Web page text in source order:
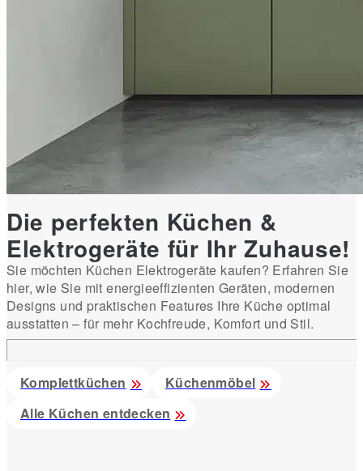
Die perfekten Küchen &
Elektrogeräte für Ihr Zuhause!
Sie möchten Küchen Elektrogeräte kaufen? Erfahren Sie
hier, wie Sie mit energieeffizienten Geräten, modernen
Designs und praktischen Features Ihre Küche optimal
ausstatten – für mehr Kochfreude, Komfort und Stil.
Komplettküchen
Küchenmöbel
Alle Küchen entdecken